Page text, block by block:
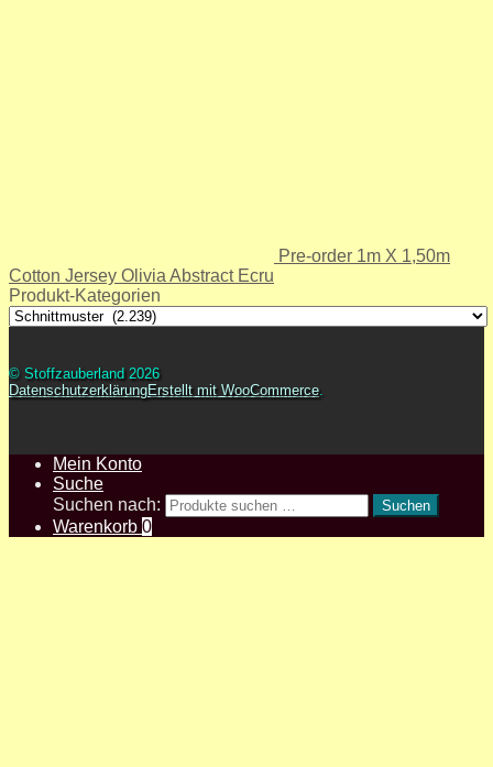
Pre-order 1m X 1,50m
Cotton Jersey Olivia Abstract Ecru
Produkt-Kategorien
© Stoffzauberland 2026
DatenschutzerklärungErstellt mit WooCommerce.
Mein Konto
Suche
Suchen nach:
Suchen
Warenkorb 0